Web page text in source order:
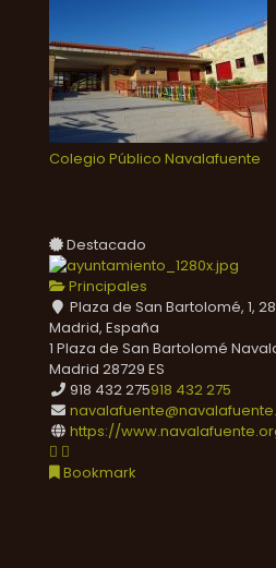
Colegio Público Navalafuente
Destacado
Principales
Plaza de San Bartolomé, 1,
Madrid, España
1 Plaza de San Bartolomé
Madrid 28729 ES
918 432 275918 432 275
https://
Bookmark